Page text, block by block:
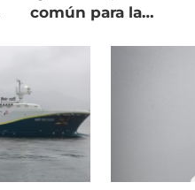
común para la